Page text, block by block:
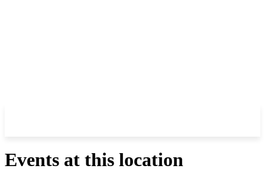
Events at this location